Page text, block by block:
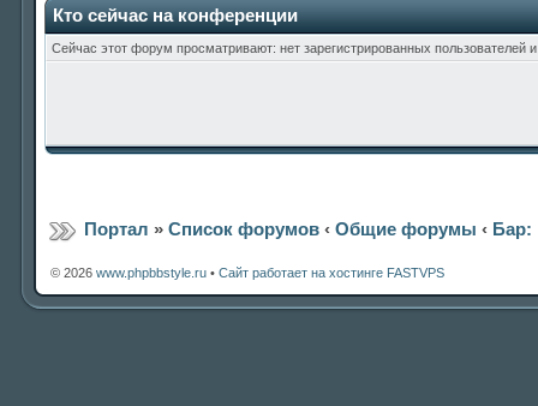
Кто сейчас на конференции
Сейчас этот форум просматривают: нет зарегистрированных пользователей и
Портал »Список форумов ‹Общие форумы ‹ Бар:
© 2026 www.phpbbstyle.ru • Сайт работает на хостинге FASTVPS